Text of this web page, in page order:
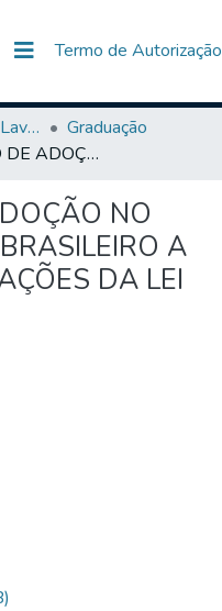
Termo de Autorização
Centro Universitário de Lavras-UNILAVRAS
Graduação
O PROCESSO DE ADOÇÃO NO SISTEMA JURÍDICO BRASILEIRO A PARTIR DAS ALTERAÇÕES DA LEI Nº 13.509/2017
NO
A
DA LEI